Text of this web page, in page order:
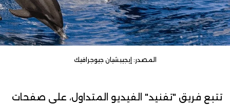
المصدر: إيجيبشيان جيوجرافيك
تتبع فريق "تفنيد" الفيديو المتداول، على صفحات